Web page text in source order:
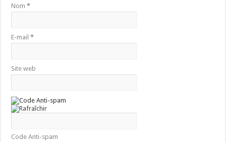
Nom*
E-mail*
Site web
Code Anti-spam